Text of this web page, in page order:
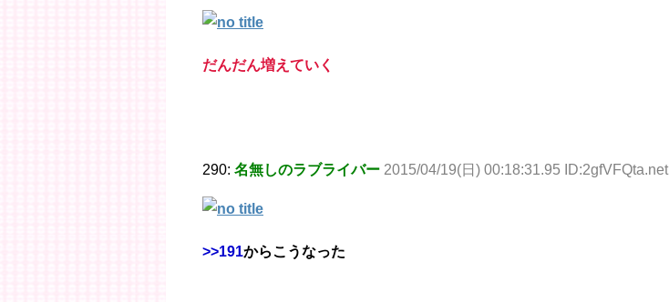
だんだん増えていく
290: 名無しのラブライバー 2015/04/19(日) 00:18:31.95 ID:2gfVFQta.net
>>191からこうなった